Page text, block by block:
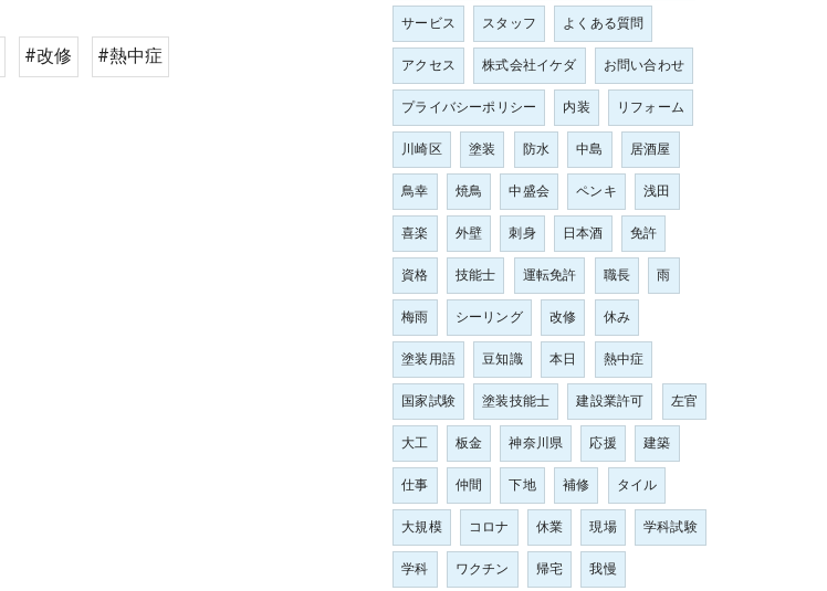
#改修 #熱中症
サービス
スタッフ
よくある質問
アクセス
株式会社イケダ
お問い合わせ
プライバシーポリシー
内装
リフォーム
川崎区
塗装 防水 中島
居酒屋
鳥幸
焼鳥 中盛会 ペンキ
浅田
喜楽
外壁 刺身 日本酒
免許
資格
技能士 運転免許 職長
雨
梅雨
シーリング 改修
休み
塗装用語
豆知識 本日
熱中症
国家試験
塗装技能士 建設業許可
左官
大工
板金 神奈川県 応援
建築
仕事
仲間 下地 補修
タイル
大規模
コロナ 休業 現場
学科試験
学科
ワクチン 帰宅
我慢